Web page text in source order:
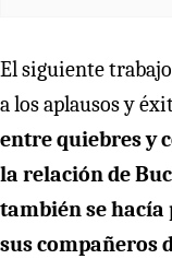
El siguiente
a los aplausos y
entre quiebres y
la relación de
también se
sus compañeros